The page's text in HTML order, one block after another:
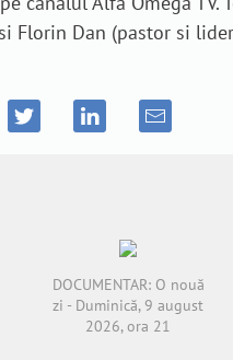
Florin Dan (pastor si
DOCUMENTAR: O nouă
zi - Duminică, 9 august
2026, ora 21